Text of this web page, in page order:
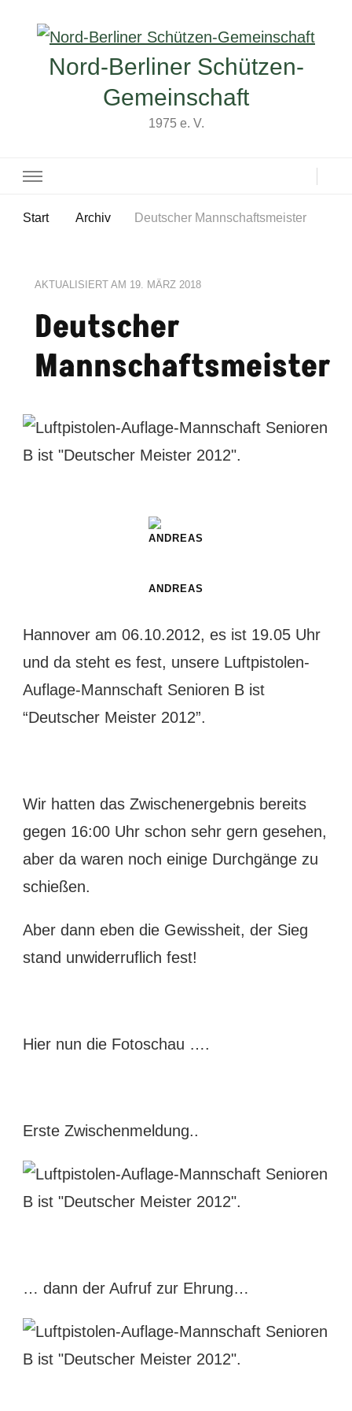
Nord-Berliner Schützen-
Gemeinschaft
1975 e. V.
Start Archiv Deutscher Mannschaftsmeister
AKTUALISIERT AM 19. MÄRZ 2018
Deutscher
Mannschaftsmeister
ANDREAS
Hannover am 06.10.2012, es ist 19.05 Uhr
und da steht es fest, unsere Luftpistolen-
Auflage-Mannschaft Senioren B ist
“Deutscher Meister 2012”.
Wir hatten das Zwischenergebnis bereits
gegen 16:00 Uhr schon sehr gern gesehen,
aber da waren noch einige Durchgänge zu
schießen.
Aber dann eben die Gewissheit, der Sieg
stand unwiderruflich fest!
Hier nun die Fotoschau ….
Erste Zwischenmeldung..
… dann der Aufruf zur Ehrung…